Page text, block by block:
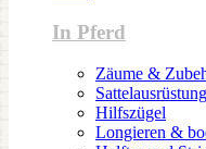
In Pferd
Zäume &
Sattelausrüstung
Hilfszügel
Longieren &